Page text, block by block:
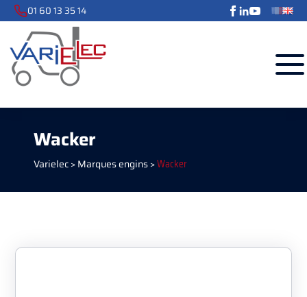
01 60 13 35 14
Wacker
Varielec>Marques engins>Wacker